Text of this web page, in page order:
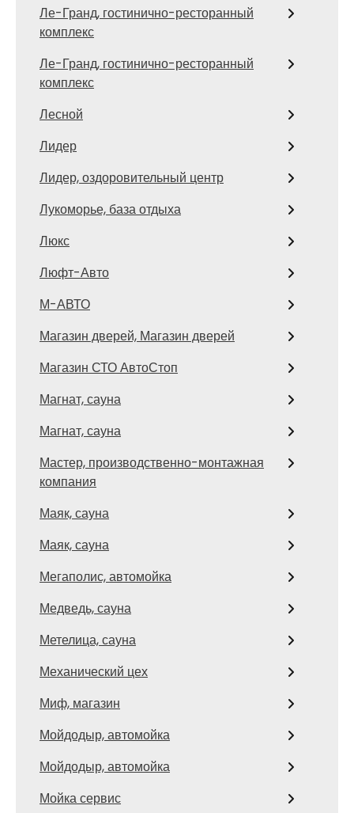
Ле-Гранд, гостинично-ресторанный
комплекс
Ле-Гранд, гостинично-ресторанный
комплекс
Лесной
Лидер
Лидер, оздоровительный центр
Лукоморье, база отдыха
Люкс
Люфт-Авто
М-АВТО
Магазин дверей, Магазин дверей
Магазин СТО АвтоСтоп
Магнат, сауна
Магнат, сауна
Мастер, производственно-монтажная
компания
Маяк, сауна
Маяк, сауна
Мегаполис, автомойка
Медведь, сауна
Метелица, сауна
Механический цех
Миф, магазин
Мойдодыр, автомойка
Мойдодыр, автомойка
Мойка сервис